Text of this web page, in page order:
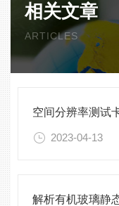
相关文章
ARTICLES
2023-04-13